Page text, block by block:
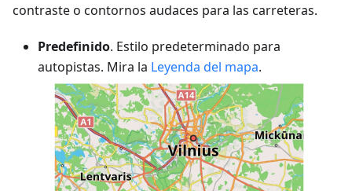
contraste o contornos audaces para las carreteras.
Predefinido. Estilo predeterminado para
autopistas. Mira la Leyenda del mapa.